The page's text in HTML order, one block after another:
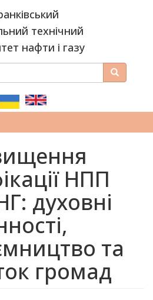
технічний
нафти і газу
Пошук
НПП
духовні
та
громад